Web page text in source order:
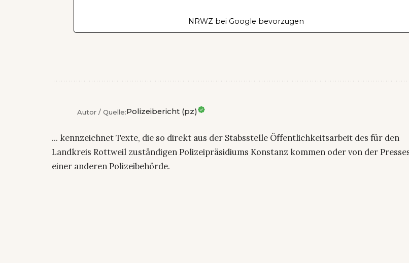
NRWZ bei Google bevorzugen
Autor / Quelle:Polizeibericht (pz)
... kennzeichnet Texte, die so direkt aus der Stabsstelle Öffentlichkeitsarbeit des für den
Landkreis Rottweil zuständigen Polizeipräsidiums Konstanz kommen oder von der
einer anderen Polizeibehörde.